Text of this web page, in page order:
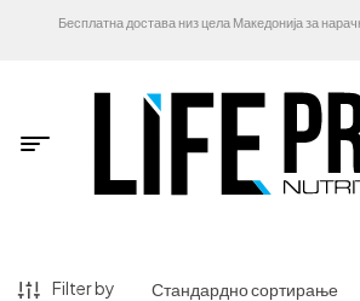
Бесплатна достава низ цела Македонија за
Filter by